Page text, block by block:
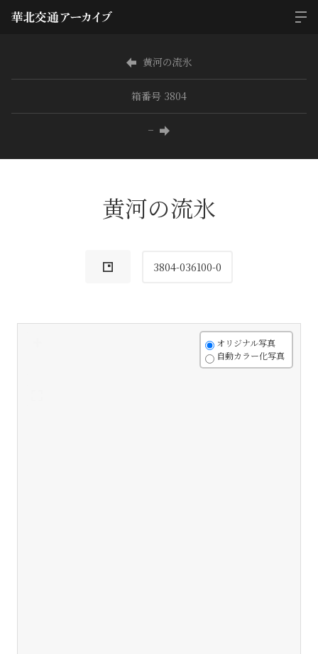
黄河の流氷
箱番号 3804
−
黄河の流氷
3804-036100-0
オリジナル写真
自動カラー化写真